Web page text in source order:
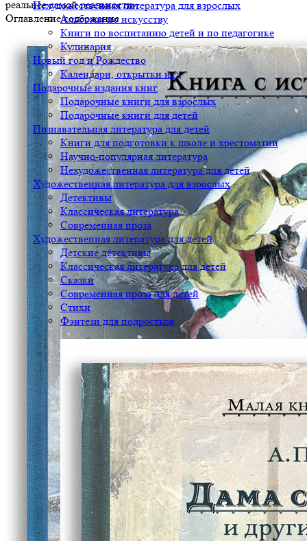
Нехудожественная литература для взрослых
Альбомы по искусству
Книги по воспитанию детей и по педагогике
Кулинария
Новый год и Рождество
Календари, открытки итд
Подарочные издания книг
Подарочные книги для взрослых
Подарочные книги для детей
Познавательная литература для детей
Книги для подготовки к школе и хрестоматии
Научно-популярная литература
Нехудожественная литература для детей
Художественная литература для взрослых
Детективы
Классическая литература
Современная проза
Художественная литература для детей
Детские детективы
Классическая литература для детей
Сказки
Современная проза для детей
Стихи
Фэнтези для подростков
реальнее самой реальности».
Оглавление/содержание